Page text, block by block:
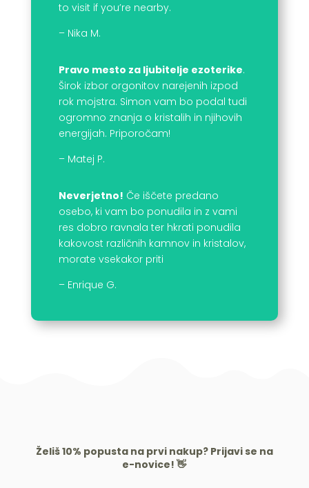
to visit if you’re nearby.
– Nika M.
Pravo mesto za ljubitelje ezoterike.
Širok izbor orgonitov narejenih izpod
rok mojstra. Simon vam bo podal tudi
ogromno znanja o kristalih in njihovih
energijah. Priporočam!
– Matej P.
Neverjetno! Če iščete predano
osebo, ki vam bo ponudila in z vami
res dobro ravnala ter hkrati ponudila
kakovost različnih kamnov in kristalov,
morate vsekakor priti
– Enrique G.
Želiš 10% popusta na prvi nakup? Prijavi se na
e-novice! 👋